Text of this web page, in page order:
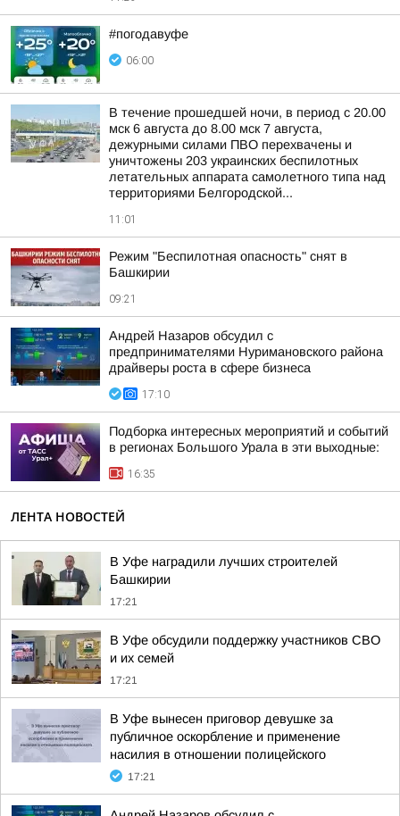
#погодавуфе
06:00
В течение прошедшей ночи, в период с 20.00
мск 6 августа до 8.00 мск 7 августа,
дежурными силами ПВО перехвачены и
уничтожены 203 украинских беспилотных
летательных аппарата самолетного типа над
территориями Белгородской...
11:01
Режим "Беспилотная опасность" снят в
Башкирии
09:21
Андрей Назаров обсудил с
предпринимателями Нуримановского района
драйверы роста в сфере бизнеса
17:10
Подборка интересных мероприятий и событий
в регионах Большого Урала в эти выходные:
16:35
ЛЕНТА НОВОСТЕЙ
В Уфе наградили лучших строителей
Башкирии
17:21
В Уфе обсудили поддержку участников СВО
и их семей
17:21
В Уфе вынесен приговор девушке за
публичное оскорбление и применение
насилия в отношении полицейского
17:21